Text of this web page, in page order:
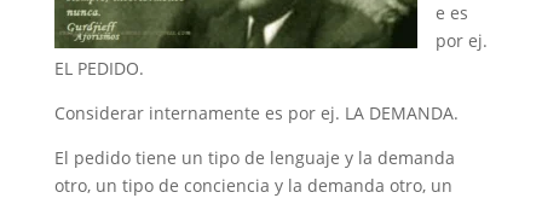
e es
por ej.
EL PEDIDO.
Considerar internamente es por ej. LA DEMANDA.
El pedido tiene un tipo de lenguaje y la demanda
otro, un tipo de conciencia y la demanda otro, un